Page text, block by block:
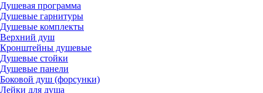
Душевая программа
Душевые гарнитуры
Душевые комплекты
Верхний душ
Кронштейны душевые
Душевые стойки
Душевые панели
Боковой душ (форсунки)
Лейки для душа